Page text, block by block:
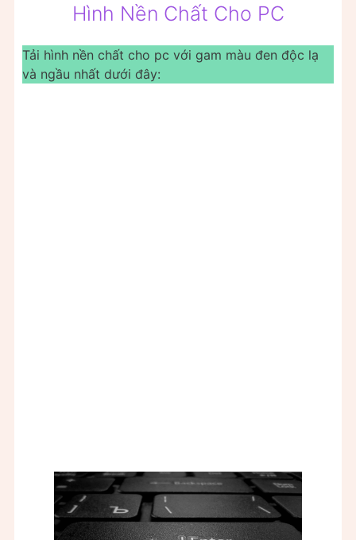
Hình Nền Chất Cho PC
Tải hình nền chất cho pc với gam màu đen độc lạ
và ngầu nhất dưới đây: